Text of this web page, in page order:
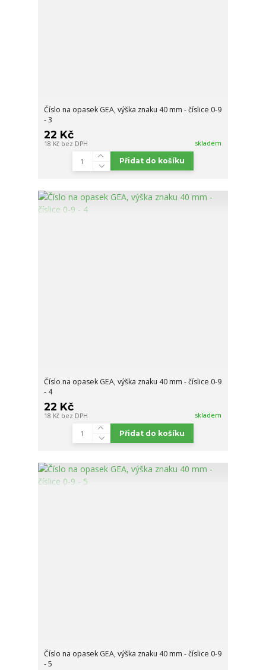
Číslo na opasek GEA, výška znaku 40 mm - číslice 0-9
- 3
22 Kč
18 Kč bez DPH skladem
Přidat do košíku
Číslo na opasek GEA, výška znaku 40 mm - číslice 0-9
- 4
22 Kč
18 Kč bez DPH skladem
Přidat do košíku
Číslo na opasek GEA, výška znaku 40 mm - číslice 0-9
- 5